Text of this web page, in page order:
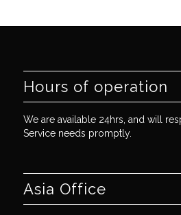
Hours of operation
We are available 24hrs, and will
Service needs promptly.
Asia Office